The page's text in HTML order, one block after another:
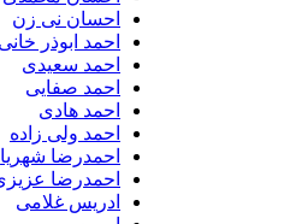
احسان نی زن
احمد ابوذر خانی فرد
احمد سعیدی
احمد صفایی
احمد هادی
احمد ولی زاده
احمدرضا شهریاری
احمدرضا عزیزی
ادریس غلامی